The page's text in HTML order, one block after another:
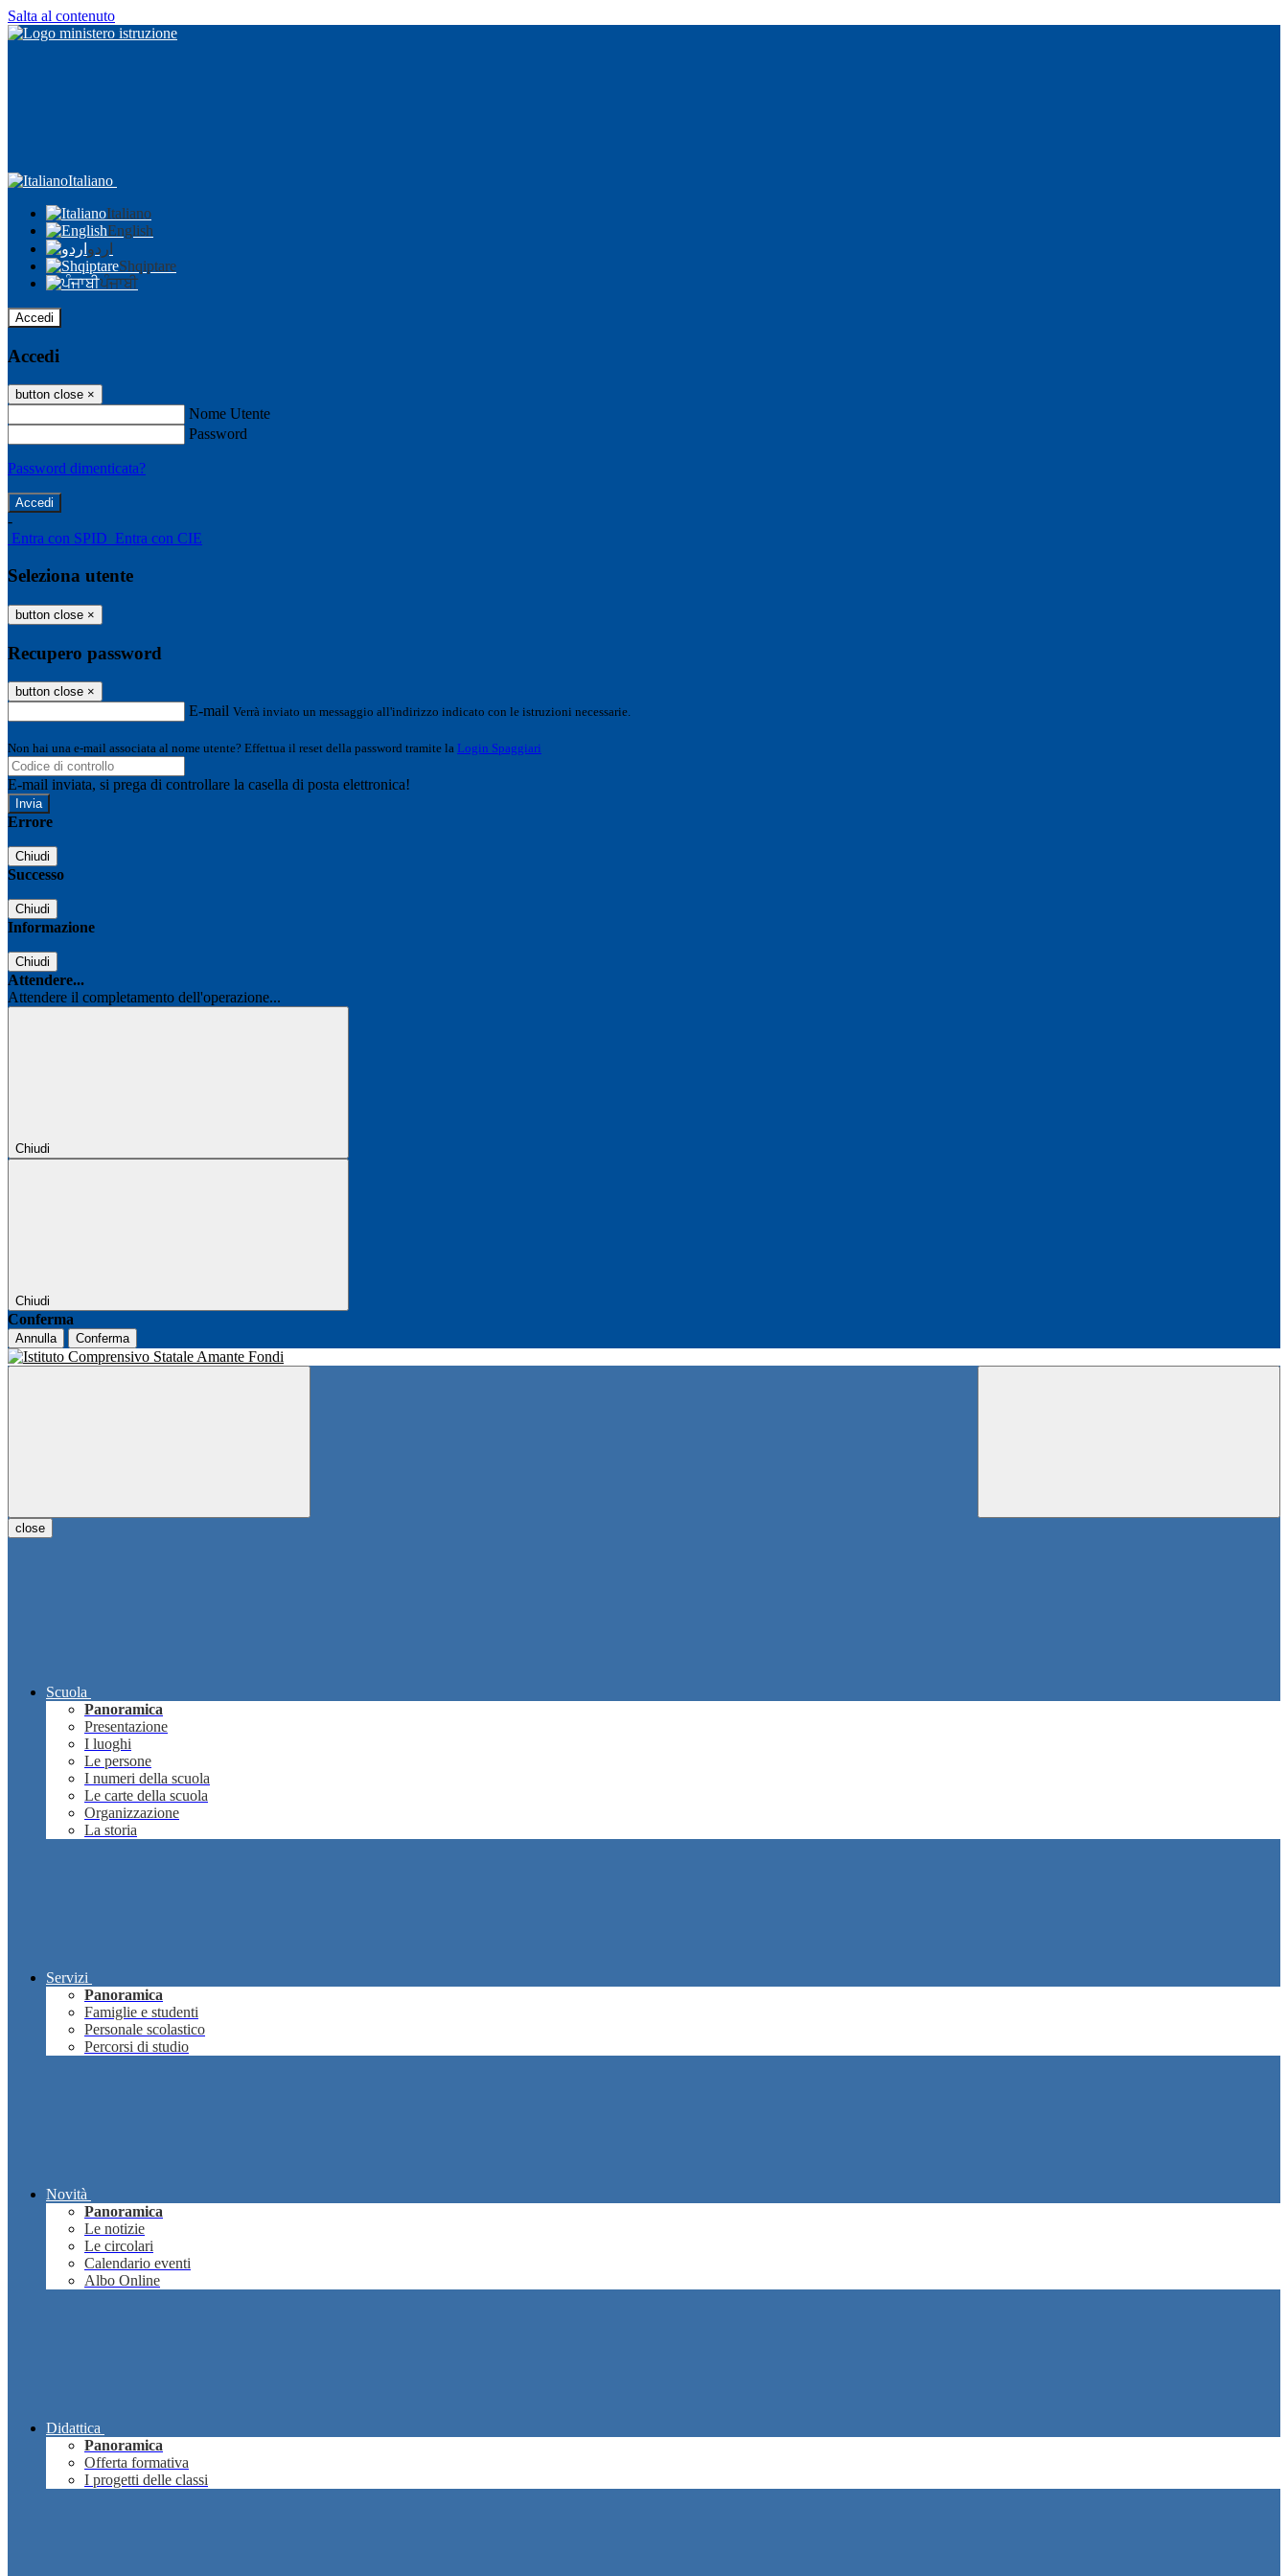
Salta al contenuto
Italiano
Italiano
English
اردو
Shqiptare
ਪੰਜਾਬੀ
Accedi
Accedi
button close ×
Nome Utente
Password
Password dimenticata?
-
Entra con SPID Entra con CIE
Seleziona utente
button close ×
Recupero password
button close ×
E-mail Verrà inviato un messaggio all'indirizzo indicato con le istruzioni necessarie.
Non hai una e-mail associata al nome utente? Effettua il reset della password tramite la Login Spaggiari
E-mail inviata, si prega di controllare la casella di posta elettronica!
Errore
Chiudi
Successo
Chiudi
Informazione
Chiudi
Attendere...
Attendere il completamento dell'operazione...
Chiudi
Chiudi
Conferma
Annulla Conferma
close
Scuola
Panoramica
Presentazione
I luoghi
Le persone
I numeri della scuola
Le carte della scuola
Organizzazione
La storia
Servizi
Panoramica
Famiglie e studenti
Personale scolastico
Percorsi di studio
Novità
Panoramica
Le notizie
Le circolari
Calendario eventi
Albo Online
Didattica
Panoramica
Offerta formativa
I progetti delle classi